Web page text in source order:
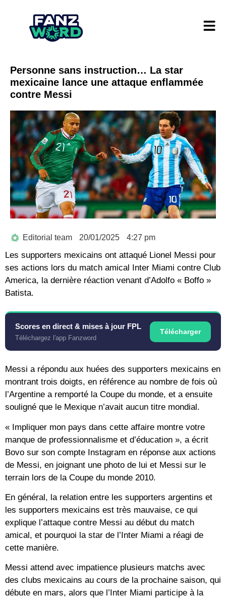
Personne sans instruction… La star
mexicaine lance une attaque enflammée
contre Messi
Editorial team 20/01/2025 4:27 pm
Les supporters mexicains ont attaqué Lionel Messi pour
ses actions lors du match amical Inter Miami contre Club
America, la dernière réaction venant d’Adolfo « Boffo »
Batista.
Scores en direct & mises à jour FPL
Téléchargez l'app Fanzword
Télécharger
Messi a répondu aux huées des supporters mexicains en
montrant trois doigts, en référence au nombre de fois où
l’Argentine a remporté la Coupe du monde, et a ensuite
souligné que le Mexique n’avait aucun titre mondial.
« Impliquer mon pays dans cette affaire montre votre
manque de professionnalisme et d’éducation », a écrit
Bovo sur son compte Instagram en réponse aux actions
de Messi, en joignant une photo de lui et Messi sur le
terrain lors de la Coupe du monde 2010.
En général, la relation entre les supporters argentins et
les supporters mexicains est très mauvaise, ce qui
explique l’attaque contre Messi au début du match
amical, et pourquoi la star de l’Inter Miami a réagi de
cette manière.
Messi attend avec impatience plusieurs matchs avec
des clubs mexicains au cours de la prochaine saison, qui
débute en mars, alors que l’Inter Miami participe à la